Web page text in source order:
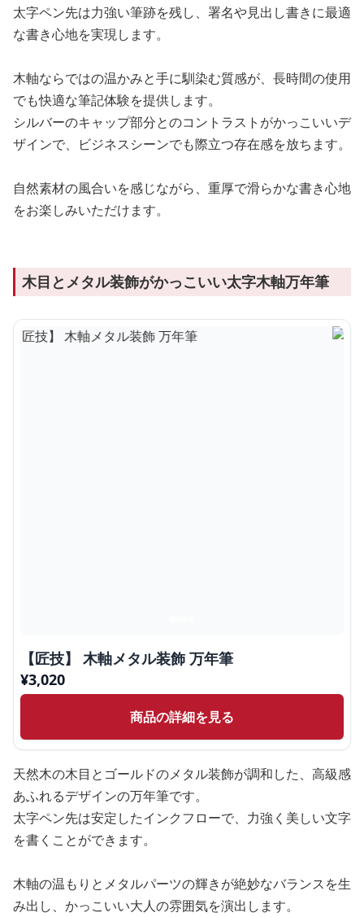
太字ペン先は力強い筆跡を残し、署名や見出し書きに最適
な書き心地を実現します。
木軸ならではの温かみと手に馴染む質感が、長時間の使用
でも快適な筆記体験を提供します。
シルバーのキャップ部分とのコントラストがかっこいいデ
ザインで、ビジネスシーンでも際立つ存在感を放ちます。
自然素材の風合いを感じながら、重厚で滑らかな書き心地
をお楽しみいただけます。
木目とメタル装飾がかっこいい太字木軸万年筆
【匠技】 木軸メタル装飾 万年筆
¥3,020
商品の詳細を見る
天然木の木目とゴールドのメタル装飾が調和した、高級感
あふれるデザインの万年筆です。
太字ペン先は安定したインクフローで、力強く美しい文字
を書くことができます。
木軸の温もりとメタルパーツの輝きが絶妙なバランスを生
み出し、かっこいい大人の雰囲気を演出します。